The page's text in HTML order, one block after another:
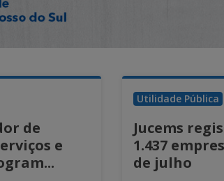
de
e
Utilidade Pública
Jucems
1.437
de julho